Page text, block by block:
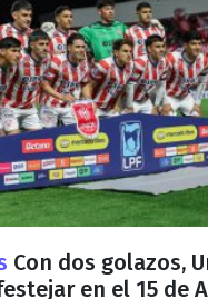
Con dos golazos,
en el 15 de